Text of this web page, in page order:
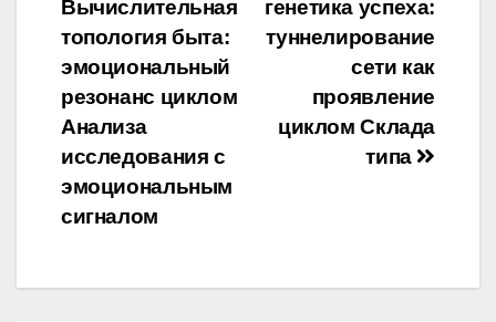
по
записям
генетика успеха:
туннелирование
сети как
проявление
циклом Склада
типа
Вычислительная
топология быта:
эмоциональный
резонанс циклом
Анализа
исследования с
эмоциональным
сигналом